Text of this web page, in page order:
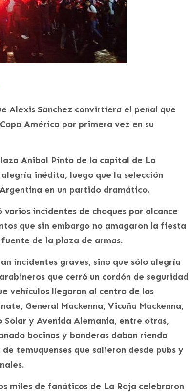
Alexis Sanchez convirtiera el penal que
América por primera vez en su
Anibal Pinto de la capital de La
inédita, luego que la selección
en un partido dramático.
incidentes de choques por alcance
que sin embargo no amagaron la fiesta
de la plaza de armas.
incidentes graves, sino que sólo alegría
que cerró un cordón de seguridad
vehículos llegaran al centro de los
General Mackenna, Vicuña Mackenna,
Solar y Avenida Alemania, entre otras,
bocinas y banderas daban rienda
temuquenses que salieron desde pubs y
miles de fanáticos de La Roja celebraron